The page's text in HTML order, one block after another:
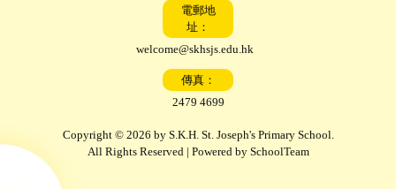
電郵地
址：
welcome@skhsjs.edu.hk
傳真：
2479 4699
Copyright © 2026 by S.K.H. St. Joseph's Primary School.
All Rights Reserved | Powered by SchoolTeam